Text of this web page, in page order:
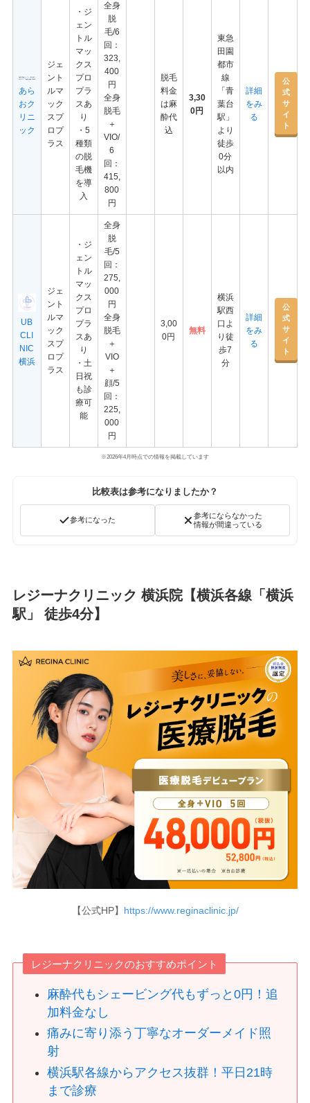
あら
おク
リニ
ック
ジェ
ント
ルマ
ック
スプ
ロプ
ラス
・ジ
ェン
トル
マッ
クス
プロ
プラ
スあ
り
・5
種類
の脱
毛機
を導
入
全身
脱
毛/6
回：
323,
400
円
全身
脱毛
＋
VIO/
6
回：
415,
800
円
脱毛
料金
は麻
酔代
込
3,30
0円
東急
田園
都市
線
「青
葉台
駅」
より
徒歩
0分
以内
詳細
をみ
る
公
式
サ
イ
ト
UB
CLI
NIC
横浜
ジェ
ント
ルマ
ック
スプ
ロプ
ラス
・ジ
ェン
トル
マッ
クス
プロ
プラ
スあ
り
・土
日祝
も診
療可
能
全身
脱
毛/5
回：
275,
000
円
全身
脱毛
＋
VIO
＋
顔/5
回：
225,
000
円
3,00
0円
無料
横浜
駅西
口よ
り徒
歩7
分
詳細
をみ
る
公
式
サ
イ
ト
※2026年4月時点での情報を掲載しています
比較表は参考になりましたか？
参考になった
参考にならなかった
情報が間違っている
レジーナクリニック 横浜院【横浜各線「横浜
駅」 徒歩4分】
【公式HP】 https://www.reginaclinic.jp/
レジーナクリニックのおすすめポイント
麻酔代もシェービング代もずっと0円！追
加料金なし
痛みに寄り添う丁寧なオーダーメイド照
射
横浜駅各線からアクセス抜群！平日21時
まで診療